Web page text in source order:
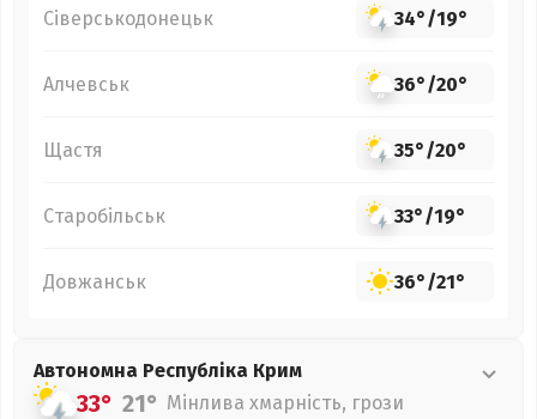
Сіверськодонецьк 34°/19°
Алчевськ 36°/20°
Щастя 35°/20°
Старобільськ 33°/19°
Довжанськ 36°/21°
Автономна Республіка Крим
33° 21° Мінлива хмарність, грози